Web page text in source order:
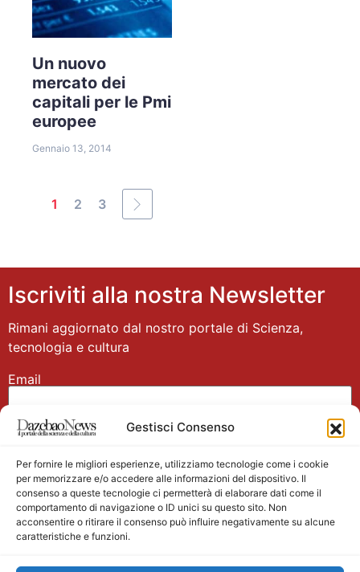
Gestisci Consenso
Per fornire le migliori esperienze, utilizziamo tecnologie come i cookie
per memorizzare e/o accedere alle informazioni del dispositivo. Il
consenso a queste tecnologie ci permetterà di elaborare dati come il
comportamento di navigazione o ID unici su questo sito. Non
acconsentire o ritirare il consenso può influire negativamente su alcune
caratteristiche e funzioni.
Un nuovo
mercato dei
capitali per le Pmi
europee
Gennaio 13, 2014
1 2 3
Iscriviti alla nostra Newsletter
Rimani aggiornato dal nostro portale di Scienza,
tecnologia e cultura
Email
Nome
Main partner